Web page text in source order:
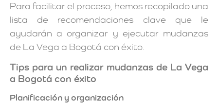
Para facilitar el proceso, hemos recopilado una
lista de recomendaciones clave que le
ayudarán a organizar y ejecutar mudanzas
de La Vega a Bogotá con éxito.
Tips para un realizar mudanzas de La Vega
a Bogotá con éxito
Planificación y organización